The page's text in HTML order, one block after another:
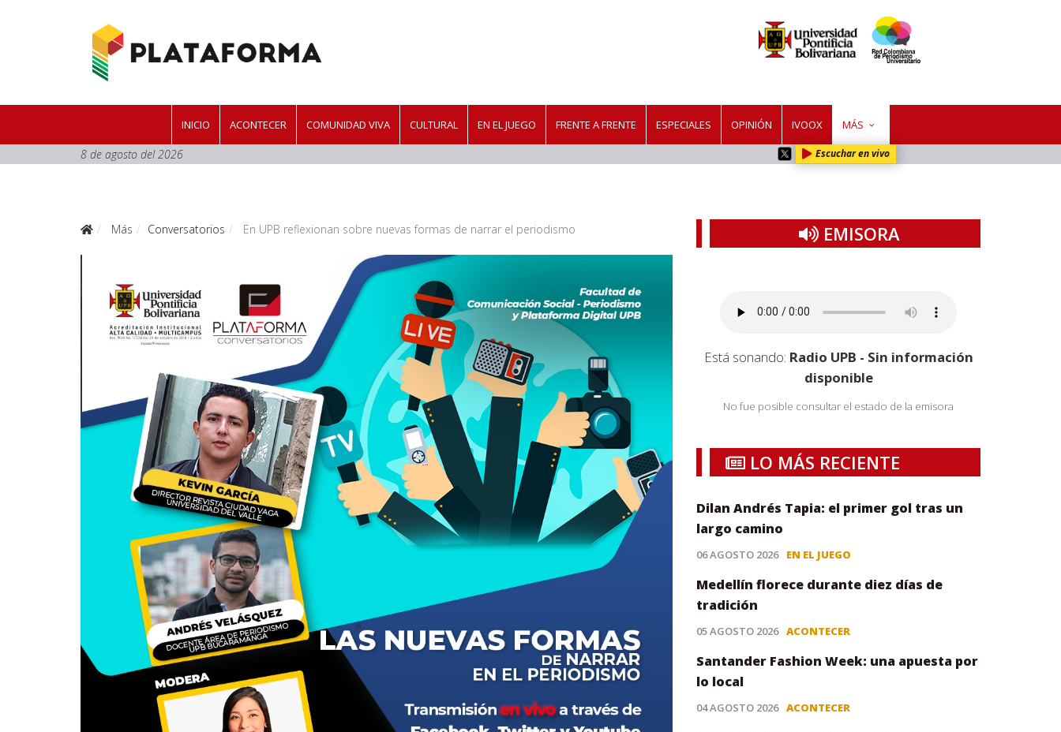
INICIO ACONTECER COMUNIDAD VIVA CULTURAL EN EL JUEGO FRENTE A FRENTE ESPECIALES OPINIÓN IVOOX MÁS
8 de agosto del 2026 Escuchar en vivo
Más Conversatorios En UPB reflexionan sobre nuevas formas de narrar el periodismo EMISORA
Está sonando: Radio UPB - Sin información
disponible
No fue posible consultar el estado de la emisora
LO MÁS RECIENTE
Dilan Andrés Tapia: el primer gol tras un
largo camino
06 AGOSTO 2026 EN EL JUEGO
Medellín florece durante diez días de
tradición
05 AGOSTO 2026 ACONTECER
Santander Fashion Week: una apuesta por
lo local
04 AGOSTO 2026 ACONTECER